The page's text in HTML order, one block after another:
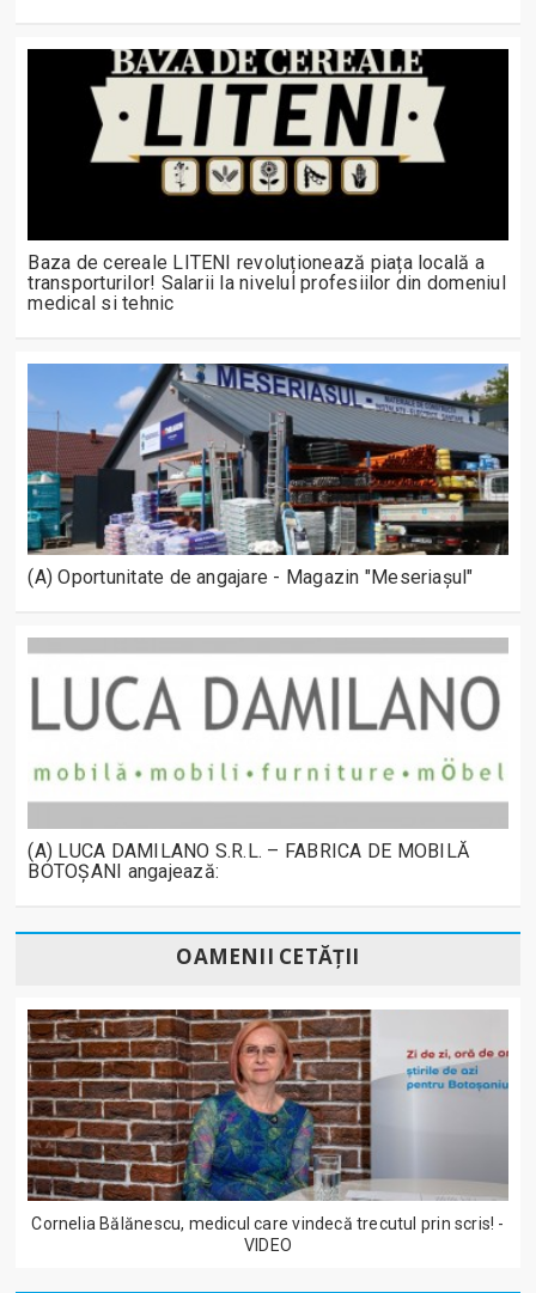
Baza de cereale LITENI revoluționează piața locală a
transporturilor! Salarii la nivelul profesiilor din domeniul
medical si tehnic
(A) Oportunitate de angajare - Magazin "Meseriașul"
(A) LUCA DAMILANO S.R.L. – FABRICA DE MOBILĂ
BOTOȘANI angajează:
OAMENII CETĂȚII
Cornelia Bălănescu, medicul care vindecă trecutul prin scris! -
VIDEO